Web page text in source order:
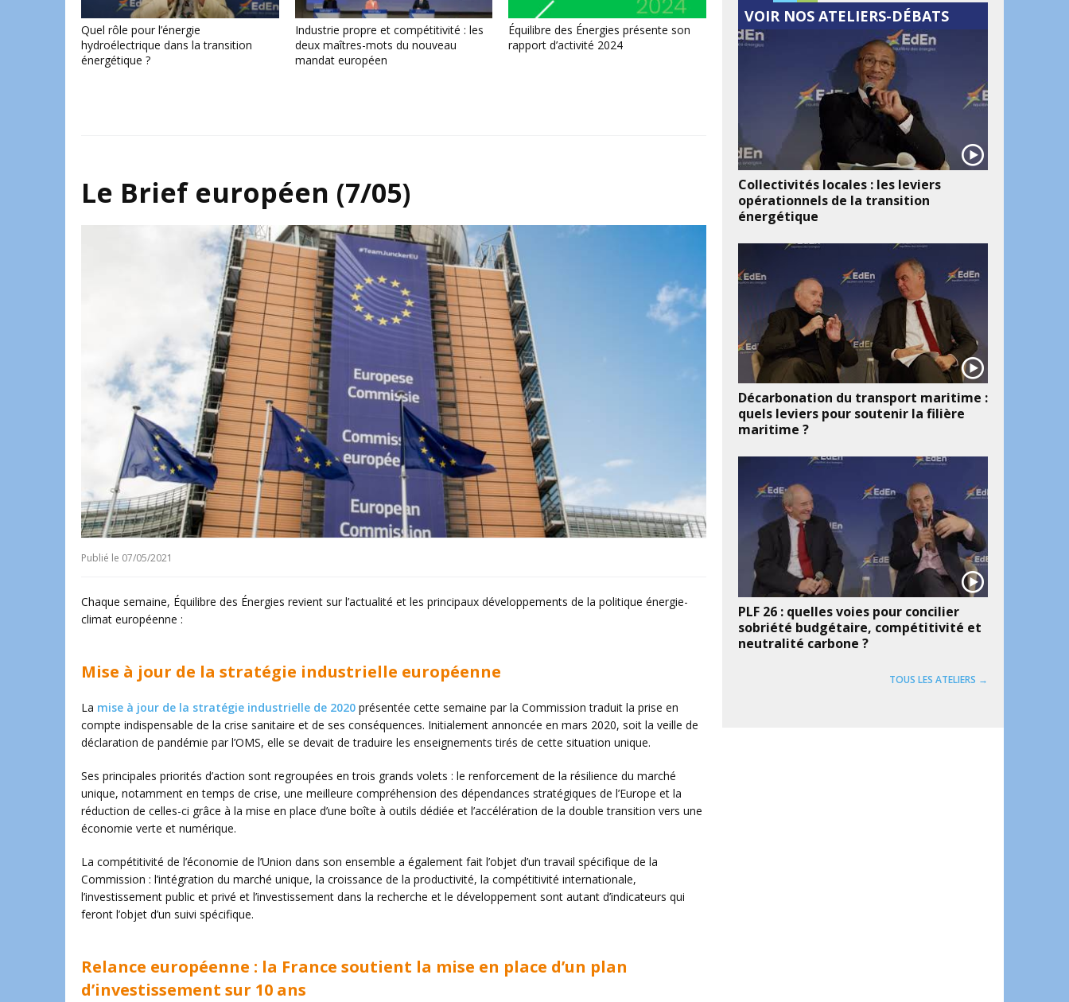
Quel rôle pour l’énergie
hydroélectrique dans la transition
énergétique ?
Industrie propre et compétitivité : les
deux maîtres-mots du nouveau
mandat européen
Équilibre des Énergies présente son
rapport d’activité 2024
Le Brief européen (7/05)
Publié le 07/05/2021
Chaque semaine, Équilibre des Énergies revient sur l’actualité et les principaux développements de la politique énergie-
climat européenne :
Mise à jour de la stratégie industrielle européenne
La mise à jour de la stratégie industrielle de 2020 présentée cette semaine par la Commission traduit la prise en
compte indispensable de la crise sanitaire et de ses conséquences. Initialement annoncée en mars 2020, soit la veille de
déclaration de pandémie par l’OMS, elle se devait de traduire les enseignements tirés de cette situation unique.
Ses principales priorités d’action sont regroupées en trois grands volets : le renforcement de la résilience du marché
unique, notamment en temps de crise, une meilleure compréhension des dépendances stratégiques de l’Europe et la
réduction de celles-ci grâce à la mise en place d’une boîte à outils dédiée et l’accélération de la double transition vers une
économie verte et numérique.
La compétitivité de l’économie de l’Union dans son ensemble a également fait l’objet d’un travail spécifique de la
Commission : l’intégration du marché unique, la croissance de la productivité, la compétitivité internationale,
l’investissement public et privé et l’investissement dans la recherche et le développement sont autant d’indicateurs qui
feront l’objet d’un suivi spécifique.
Relance européenne : la France soutient la mise en place d’un plan
d’investissement sur 10 ans
VOIR NOS ATELIERS-DÉBATS
Collectivités locales : les leviers
opérationnels de la transition
énergétique
Décarbonation du transport maritime :
quels leviers pour soutenir la filière
maritime ?
PLF 26 : quelles voies pour concilier
sobriété budgétaire, compétitivité et
neutralité carbone ?
TOUS LES ATELIERS →